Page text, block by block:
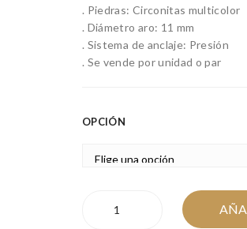
. Piedras: Circonitas multicolor
. Diámetro aro: 11 mm
. Sistema de anclaje: Presión
. Se vende por unidad o par
OPCIÓN